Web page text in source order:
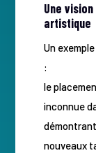
Une
artistique
Un
:
le
inconnue
nouveaux